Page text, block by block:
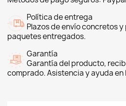
Política de entrega
Plazos de envío concretos
paquetes entregados.
Garantía
Garantía del producto,
comprado. Asistencia y ayuda en